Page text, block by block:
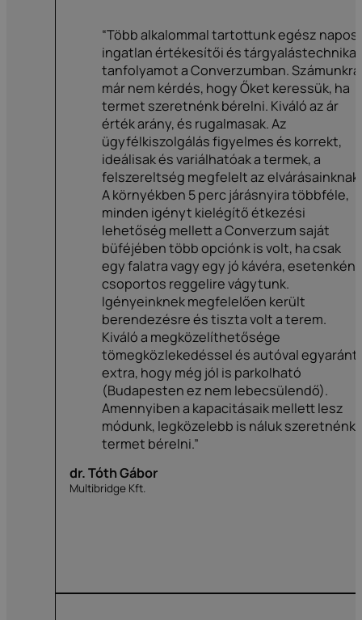
“Több alkalommal tartottunk egész napos
ingatlan értékesítői és tárgyalástechnikai
tanfolyamot a Converzumban. Számunkra
már nem kérdés, hogy Őket keressük, ha
termet szeretnénk bérelni. Kiváló az ár
érték arány, és rugalmasak. Az
ügyfélkiszolgálás figyelmes és korrekt,
ideálisak és variálhatóak a termek, a
felszereltség megfelelt az elvárásainknak.
A környékben 5 perc járásnyira többféle,
minden igényt kielégítő étkezési
lehetőség mellett a Converzum saját
büféjében több opciónk is volt, ha csak
egy falatra vagy egy jó kávéra, esetenként
csoportos reggelire vágytunk.
Igényeinknek megfelelően került
berendezésre és tiszta volt a terem.
Kiváló a megközelíthetősége
tömegközlekedéssel és autóval egyaránt,
extra, hogy még jól is parkolható
(Budapesten ez nem lebecsülendő).
Amennyiben a kapacitásaik mellett lesz
módunk, legközelebb is náluk szeretnénk
termet bérelni.”
dr. Tóth Gábor
Multibridge Kft.